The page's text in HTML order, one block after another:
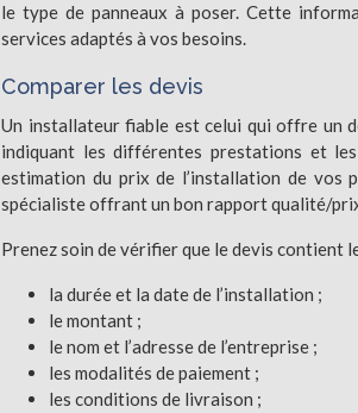
le type de panneaux à poser. Cette
services adaptés à vos besoins.
Comparer les devis
Un installateur fiable est celui qui offre un
indiquant les différentes prestations et
estimation du prix de l’installation de vos
spécialiste offrant un bon rapport qualité/
Prenez soin de vérifier que le devis contient
la durée et la date de l’installation ;
le montant ;
le nom et l’adresse de l’entreprise ;
les modalités de paiement ;
les conditions de livraison ;